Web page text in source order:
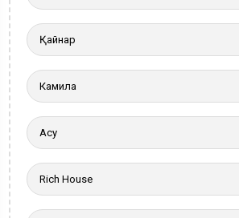
Қайнар
Камила
Ақсу
Rich House